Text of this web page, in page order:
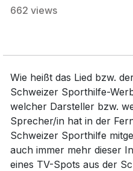
662 views
Wie heißt das Lied bzw.
Schweizer Sporthilfe-
welcher Darsteller bzw.
Sprecher/in hat in der
Schweizer Sporthilfe
auch immer mehr dieser
eines TV-Spots aus der